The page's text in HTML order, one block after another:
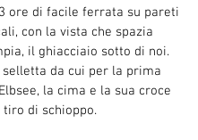
ore di facile ferrata su pareti
con la vista che spazia
il ghiacciaio sotto di noi.
selletta da cui per la prima
la cima e la sua croce
di schioppo.